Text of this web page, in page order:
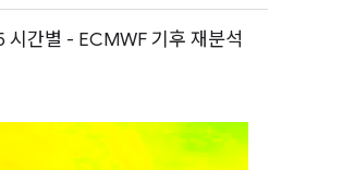
시간별 - ECMWF 기후 재분석